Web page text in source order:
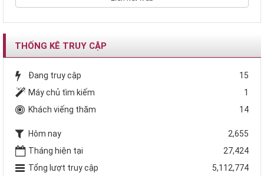
THỐNG KÊ TRUY CẬP
Đang truy cập
15
Máy chủ tìm kiếm
1
Khách viếng thăm
14
Hôm nay
2,655
Tháng hiện tại
27,424
Tổng lượt truy cập
5,112,774